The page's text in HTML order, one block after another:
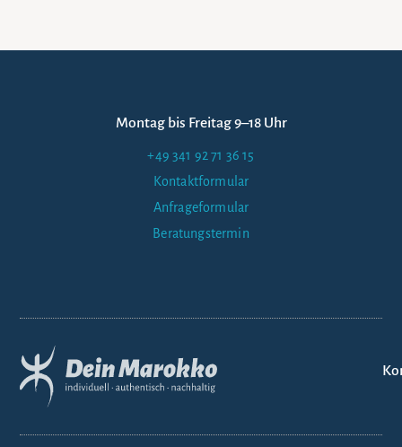
Montag bis Freitag 9–18 Uhr
+49 341 92 71 36 15
Kontaktformular
Anfrageformular
Beratungstermin